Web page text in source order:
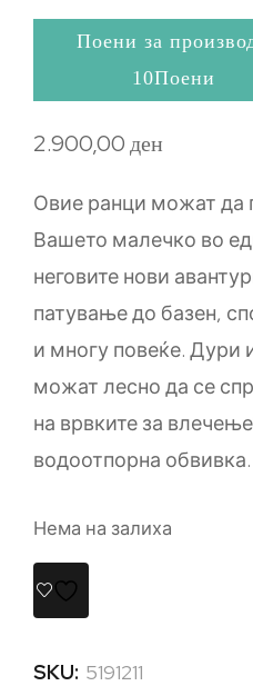
Поени за
10Поени
2.900,00ден
Овие ранци можат да
Вашето малечко во
неговите нови
патување до базен,
и многу повеќе. Дури
можат лесно да се
на врвките за
водоотпорна обвивка.
Нема на залиха
SKU: 5191211